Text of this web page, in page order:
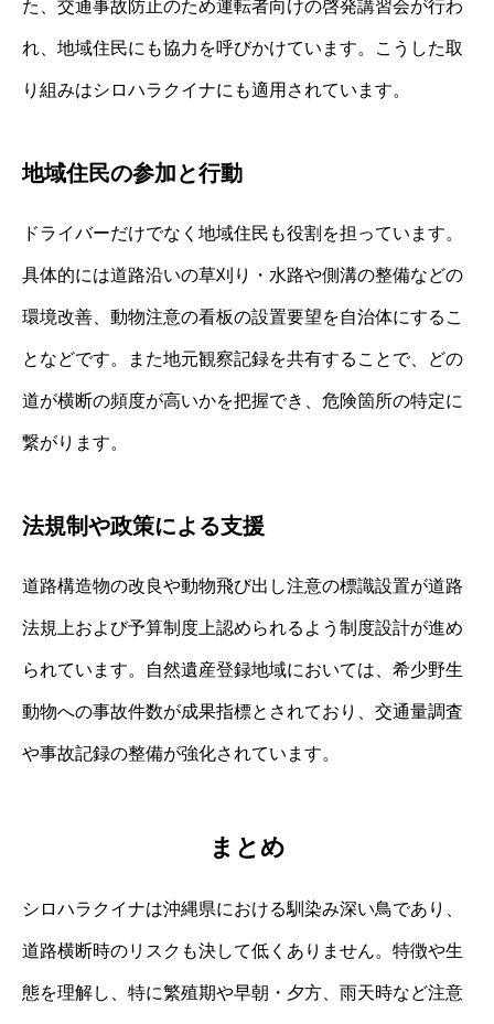
た、交通事故防止のため運転者向けの啓発講習会が行わ
れ、地域住民にも協力を呼びかけています。こうした取
り組みはシロハラクイナにも適用されています。
地域住民の参加と行動
ドライバーだけでなく地域住民も役割を担っています。
具体的には道路沿いの草刈り・水路や側溝の整備などの
環境改善、動物注意の看板の設置要望を自治体にするこ
となどです。また地元観察記録を共有することで、どの
道が横断の頻度が高いかを把握でき、危険箇所の特定に
繋がります。
法規制や政策による支援
道路構造物の改良や動物飛び出し注意の標識設置が道路
法規上および予算制度上認められるよう制度設計が進め
られています。自然遺産登録地域においては、希少野生
動物への事故件数が成果指標とされており、交通量調査
や事故記録の整備が強化されています。
まとめ
シロハラクイナは沖縄県における馴染み深い鳥であり、
道路横断時のリスクも決して低くありません。特徴や生
態を理解し、特に繁殖期や早朝・夕方、雨天時など注意